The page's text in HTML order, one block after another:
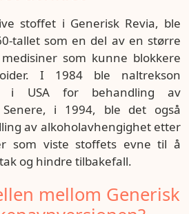
stoffet i Generisk Revia, ble
tallet som en del av en større
som kunne blokkere
I 1984 ble naltrekson
i USA for behandling av
Senere, i 1994, ble det også
av alkoholavhengighet etter
som viste stoffets evne til å
og hindre tilbakefall.
mellom Generisk